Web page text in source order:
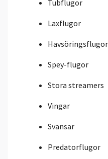
Tubflugor
Laxflugor
Havsöringsflugor
Spey-flugor
Stora streamers
Vingar
Svansar
Predatorflugor